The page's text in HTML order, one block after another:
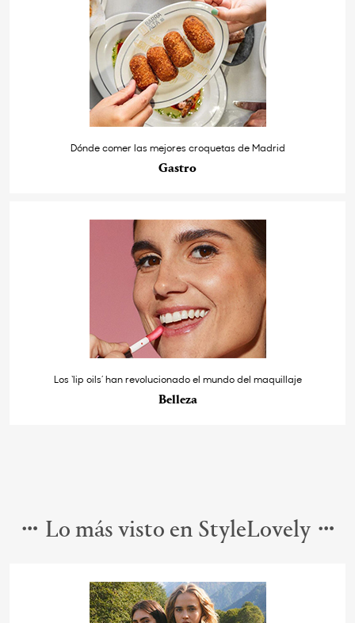
Dónde comer las mejores croquetas de Madrid
Gastro
Los ‘lip oils’ han revolucionado el mundo del maquillaje
Belleza
Lo más visto en StyleLovely